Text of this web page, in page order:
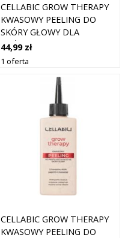
CELLABIC GROW THERAPY
KWASOWY PEELING DO
SKÓRY GŁOWY DLA
MĘŻCZYZN 150ML
44,99 zł
1 oferta
CELLABIC GROW THERAPY
KWASOWY PEELING DO